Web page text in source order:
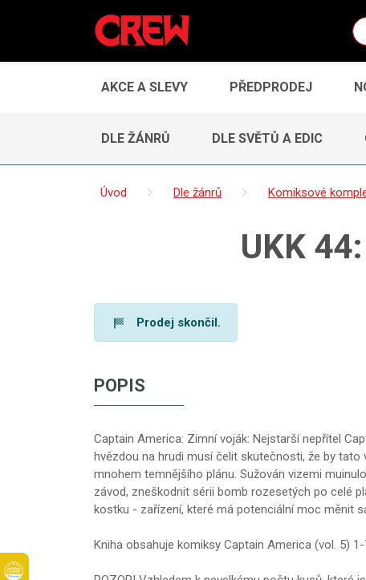
AKCE A SLEVY PŘEDPRODEJ
DLE ŽÁNRŮ DLE SVĚTŮ A EDIC
Úvod Dle žánrů Komiksové
UKK
Prodej skončil.
POPIS
Captain America: Zimní voják: Nejstarší nepřítel
hvězdou na hrudi musí čelit skutečnosti, že by
mnohem temnějšího plánu. Sužován vizemi
závod, zneškodnit sérii bomb rozesetých po celé
kostku - zařízení, které má potenciální moc měnit
Kniha obsahuje komiksy Captain America (vol. 5) 1-